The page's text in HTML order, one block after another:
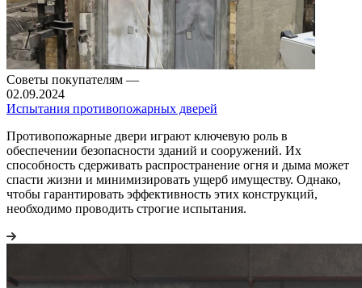
Советы покупателям —
02.09.2024
Испытания противопожарных дверей
Противопожарные двери играют ключевую роль в
обеспечении безопасности зданий и сооружений. Их
способность сдерживать распространение огня и дыма может
спасти жизни и минимизировать ущерб имуществу. Однако,
чтобы гарантировать эффективность этих конструкций,
необходимо проводить строгие испытания.